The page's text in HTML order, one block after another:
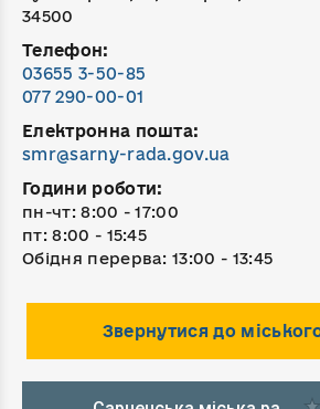
34500
Телефон:
03655 3-50-85
077 290-00-01
Електронна пошта:
smr@sarny-rada.gov.ua
Години роботи:
пн-чт: 8:00 - 17:00
пт: 8:00 - 15:45
Обідня перерва: 13:00 - 13:45
Звернутися до